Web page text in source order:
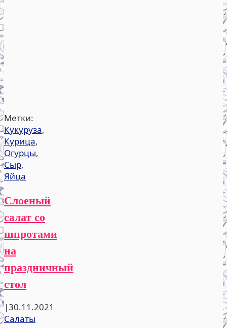
Метки:
Кукуруза,
Курица,
Огурцы,
Сыр,
Яйца
Слоеный
салат со
шпротами
на
праздничный
стол
|30.11.2021
Салаты